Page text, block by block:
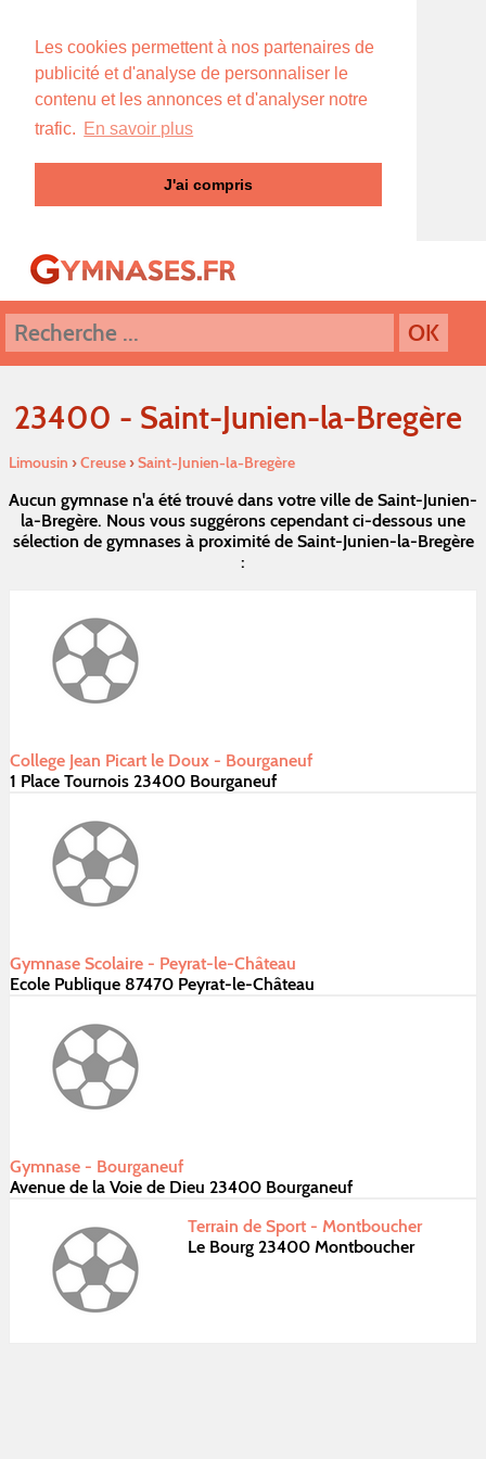
Les cookies permettent à nos partenaires de
publicité et d'analyse de personnaliser le
contenu et les annonces et d'analyser notre
trafic. En savoir plus
J'ai compris
23400 - Saint-Junien-la-Bregère
Limousin ›Creuse›Saint-Junien-la-Bregère
Aucun gymnase n'a été trouvé dans votre ville de Saint-Junien-
la-Bregère. Nous vous suggérons cependant ci-dessous une
sélection de gymnases à proximité de Saint-Junien-la-Bregère
:
College Jean Picart le Doux - Bourganeuf
1 Place Tournois 23400 Bourganeuf
Gymnase Scolaire - Peyrat-le-Château
Ecole Publique 87470 Peyrat-le-Château
Gymnase - Bourganeuf
Avenue de la Voie de Dieu 23400 Bourganeuf
Terrain de Sport - Montboucher
Le Bourg 23400 Montboucher